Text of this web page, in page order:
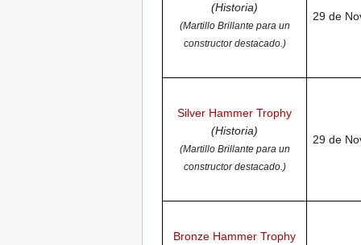
(Historia)
(Martillo Brillante para un
constructor destacado.)
29 de
Silver Hammer Trophy
(Historia)
(Martillo Brillante para un
constructor destacado.)
29 de
Bronze Hammer Trophy